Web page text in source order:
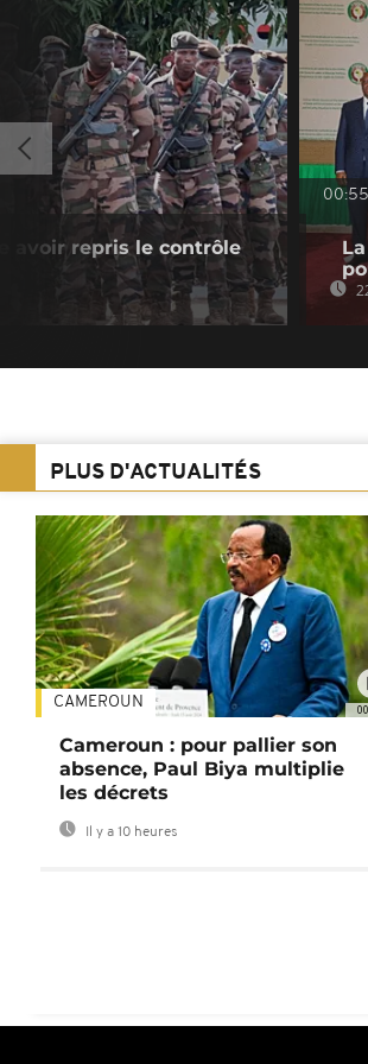
avoir repris le contrôle
00:55
PLUS D'ACTUALITÉS
CAMEROUN
Cameroun : pour pallier son
absence, Paul Biya multiplie
les décrets
Il y a 10 heures